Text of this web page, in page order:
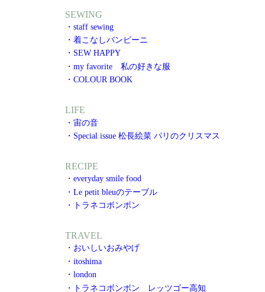
SEWING
・staff sewing
・着こなしバンビーニ
・SEW HAPPY
・my favorite 私の好きな服
・COLOUR BOOK
LIFE
・宙の音
・Special issue 松長絵菜 パリのクリスマス
RECIPE
・everyday smile food
・Le petit bleuのテーブル
・トラネコボンボン
TRAVEL
・おいしいおみやげ
・itoshima
・london
・トラネコボンボン レッツゴー高知